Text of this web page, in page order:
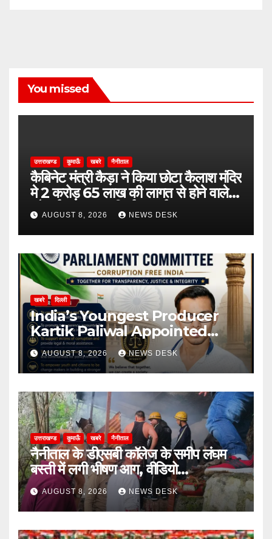
You missed
उत्तराखण्ड कुमाऊँ खबरे नैनीताल
कैबिनेट मंत्री कैड़ा ने किया छोटा कैलाश मंदिर
मे 2 करोड़ 65 लाख की लागत से होने वाले
सौन्दर्यकरण, पुनर निर्माण कार्य का शुभारम्भ
AUGUST 8, 2026 NEWS DESK
खबरे दिल्ली
India’s Youngest Producer
Kartik Paliwal Appointed
National Vice President of All
India Anti Corruption
Parliament Committee
AUGUST 8, 2026 NEWS DESK
उत्तराखण्ड कुमाऊँ खबरे नैनीताल
नैनीताल के डीएसबी कॉलेज के समीप लंघम
बस्ती में लगी भीषण आग, वीडियो…
AUGUST 8, 2026 NEWS DESK